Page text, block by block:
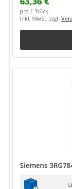
pro 1 Stück
inkl. MwSt. zzgl.
Siemens